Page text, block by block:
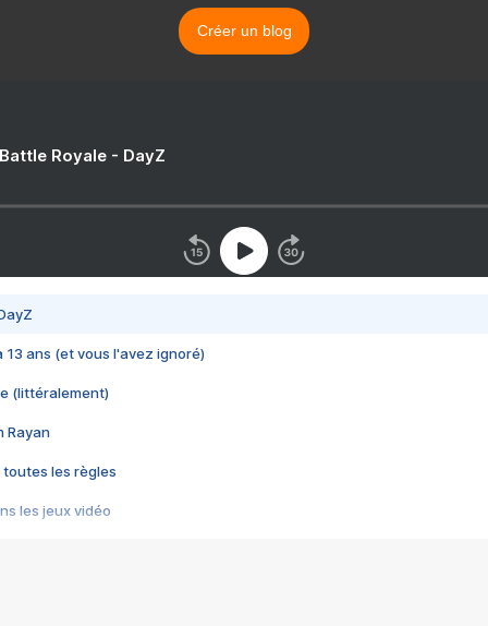
Créer un blog
Royale - DayZ
13 ans (et vous l'avez ignoré)
(littéralement)
Rayan
toutes les règles
les jeux vidéo